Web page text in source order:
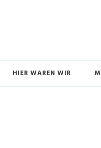
HIER WAREN WIR